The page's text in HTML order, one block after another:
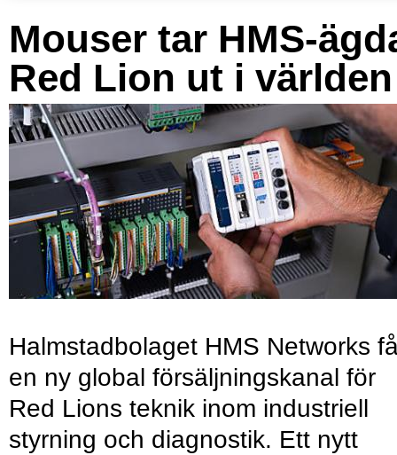
Mouser tar HMS-
Red Lion ut i världen
Halmstadbolaget HMS Networks
en ny global försäljningskanal för
Red Lions teknik inom industriell
styrning och diagnostik. Ett nytt